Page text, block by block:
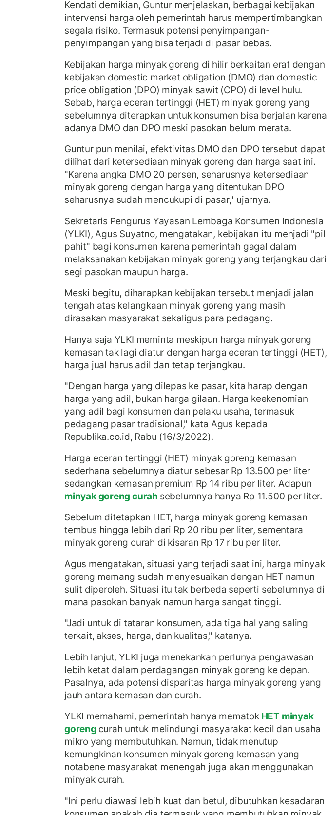
Kendati demikian, Guntur menjelaskan, berbagai kebijakan
intervensi harga oleh pemerintah harus mempertimbangkan
segala risiko. Termasuk potensi penyimpangan-
penyimpangan yang bisa terjadi di pasar bebas.
Kebijakan harga minyak goreng di hilir berkaitan erat dengan
kebijakan domestic market obligation (DMO) dan domestic
price obligation (DPO) minyak sawit (CPO) di level hulu.
Sebab, harga eceran tertinggi (HET) minyak goreng yang
sebelumnya diterapkan untuk konsumen bisa berjalan karena
adanya DMO dan DPO meski pasokan belum merata.
Guntur pun menilai, efektivitas DMO dan DPO tersebut dapat
dilihat dari ketersediaan minyak goreng dan harga saat ini.
"Karena angka DMO 20 persen, seharusnya ketersediaan
minyak goreng dengan harga yang ditentukan DPO
seharusnya sudah mencukupi di pasar," ujarnya.
Sekretaris Pengurus Yayasan Lembaga Konsumen Indonesia
(YLKI), Agus Suyatno, mengatakan, kebijakan itu menjadi "pil
pahit" bagi konsumen karena pemerintah gagal dalam
melaksanakan kebijakan minyak goreng yang terjangkau dari
segi pasokan maupun harga.
Meski begitu, diharapkan kebijakan tersebut menjadi jalan
tengah atas kelangkaan minyak goreng yang masih
dirasakan masyarakat sekaligus para pedagang.
Hanya saja YLKI meminta meskipun harga minyak goreng
kemasan tak lagi diatur dengan harga eceran tertinggi (HET),
harga jual harus adil dan tetap terjangkau.
"Dengan harga yang dilepas ke pasar, kita harap dengan
harga yang adil, bukan harga gilaan. Harga keekenomian
yang adil bagi konsumen dan pelaku usaha, termasuk
pedagang pasar tradisional," kata Agus kepada
Republika.co.id, Rabu (16/3/2022).
Harga eceran tertinggi (HET) minyak goreng kemasan
sederhana sebelumnya diatur sebesar Rp 13.500 per liter
sedangkan kemasan premium Rp 14 ribu per liter. Adapun
minyak goreng curah sebelumnya hanya Rp 11.500 per liter.
Sebelum ditetapkan HET, harga minyak goreng kemasan
tembus hingga lebih dari Rp 20 ribu per liter, sementara
minyak goreng curah di kisaran Rp 17 ribu per liter.
Agus mengatakan, situasi yang terjadi saat ini, harga minyak
goreng memang sudah menyesuaikan dengan HET namun
sulit diperoleh. Situasi itu tak berbeda seperti sebelumnya di
mana pasokan banyak namun harga sangat tinggi.
"Jadi untuk di tataran konsumen, ada tiga hal yang saling
terkait, akses, harga, dan kualitas," katanya.
Lebih lanjut, YLKI juga menekankan perlunya pengawasan
lebih ketat dalam perdagangan minyak goreng ke depan.
Pasalnya, ada potensi disparitas harga minyak goreng yang
jauh antara kemasan dan curah.
YLKI memahami, pemerintah hanya mematokHET minyak
goreng curah untuk melindungi masyarakat kecil dan usaha
mikro yang membutuhkan. Namun, tidak menutup
kemungkinan konsumen minyak goreng kemasan yang
notabene masyarakat menengah juga akan menggunakan
minyak curah.
"Ini perlu diawasi lebih kuat dan betul, dibutuhkan kesadaran